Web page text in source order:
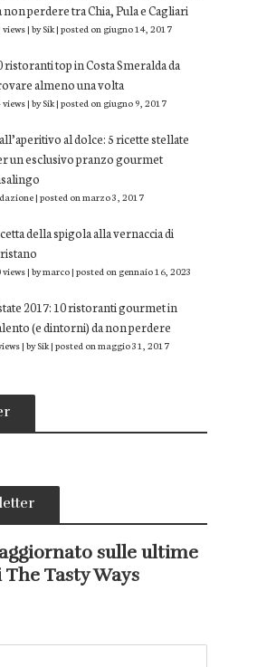
non perdere tra Chia, Pula e Cagliari
views|bySik |posted on giugno 14, 2017
ristoranti top in Costa Smeralda da
almeno una volta
views|bySik |posted on giugno 9, 2017
al dolce: 5 ricette stellate
un esclusivo pranzo gourmet
|posted on marzo 3, 2017
della spigola alla vernaccia di
views|bymarco |posted on gennaio 16, 2023
2017: 10 ristoranti gourmet in
(e dintorni) da non perdere
|bySik |posted on maggio 31, 2017
sulle ultime
Tasty Ways